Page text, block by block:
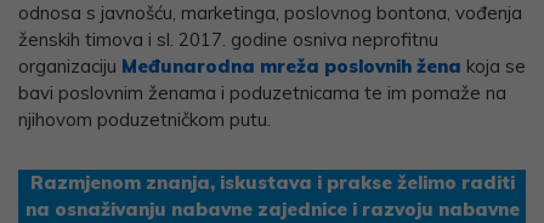
odnosa s javnošću, marketinga, poslovnog bontona, vođenja
ženskih timova i sl. 2017. godine osniva neprofitnu
organizaciju Međunarodna mreža poslovnih žena koja se
bavi poslovnim ženama i poduzetnicama te im pomaže na
njihovom poduzetničkom putu.
Razmjenom znanja, iskustava i prakse želimo raditi
na osnaživanju nabavne zajednice i razvoju nabavne